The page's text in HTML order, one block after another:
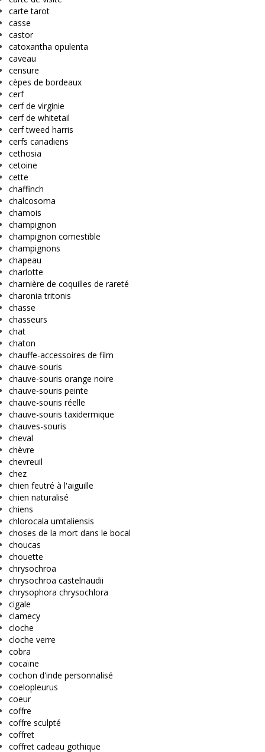
carte tarot
casse
castor
catoxantha opulenta
caveau
censure
cèpes de bordeaux
cerf
cerf de virginie
cerf de whitetail
cerf tweed harris
cerfs canadiens
cethosia
cetoine
cette
chaffinch
chalcosoma
chamois
champignon
champignon comestible
champignons
chapeau
charlotte
charnière de coquilles de rareté
charonia tritonis
chasse
chasseurs
chat
chaton
chauffe-accessoires de film
chauve-souris
chauve-souris orange noire
chauve-souris peinte
chauve-souris réelle
chauve-souris taxidermique
chauves-souris
cheval
chèvre
chevreuil
chez
chien feutré à l'aiguille
chien naturalisé
chiens
chlorocala umtaliensis
choses de la mort dans le bocal
choucas
chouette
chrysochroa
chrysochroa castelnaudii
chrysophora chrysochlora
cigale
clamecy
cloche
cloche verre
cobra
cocaïne
cochon d'inde personnalisé
coelopleurus
coeur
coffre
coffre sculpté
coffret
coffret cadeau gothique